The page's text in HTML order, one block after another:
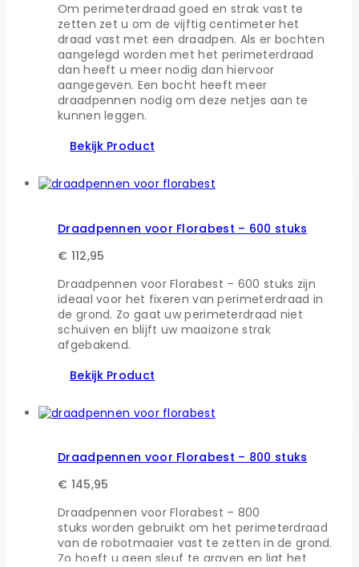
Om perimeterdraad goed en strak vast te
zetten zet u om de vijftig centimeter het
draad vast met een draadpen. Als er bochten
aangelegd worden met het perimeterdraad
dan heeft u meer nodig dan hiervoor
aangegeven. Een bocht heeft meer
draadpennen nodig om deze netjes aan te
kunnen leggen.
Bekijk Product
Draadpennen voor Florabest – 600 stuks
€ 112,95
Draadpennen voor Florabest – 600 stuks zijn
ideaal voor het fixeren van perimeterdraad in
de grond. Zo gaat uw perimeterdraad niet
schuiven en blijft uw maaizone strak
afgebakend.
Bekijk Product
Draadpennen voor Florabest – 800 stuks
€ 145,95
Draadpennen voor Florabest – 800
stuks worden gebruikt om het perimeterdraad
van de robotmaaier vast te zetten in de grond.
Zo hoeft u geen sleuf te graven en ligt het